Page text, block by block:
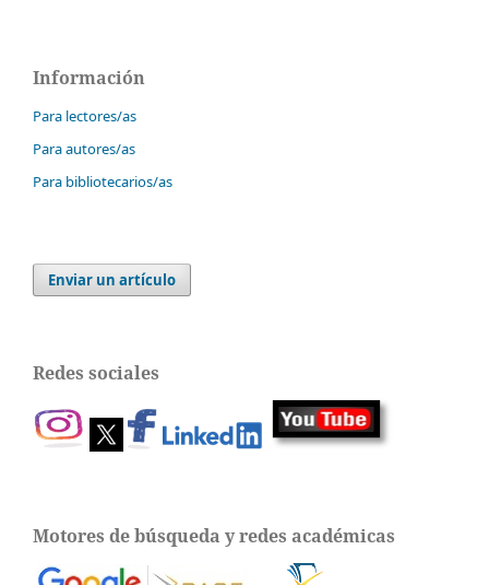
Información
Para lectores/as
Para autores/as
Para bibliotecarios/as
Enviar un artículo
Redes sociales
Motores de búsqueda y redes académicas